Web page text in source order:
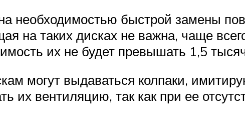
необходимостью быстрой замены
на таких дисках не важна, чаще
их не будет превышать 1,5
могут выдаваться колпаки,
их вентиляцию, так как при ее